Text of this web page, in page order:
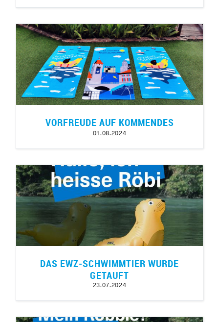
VORFREUDE AUF KOMMENDES
01.08.2024
DAS EWZ-SCHWIMMTIER WURDE
GETAUFT
23.07.2024